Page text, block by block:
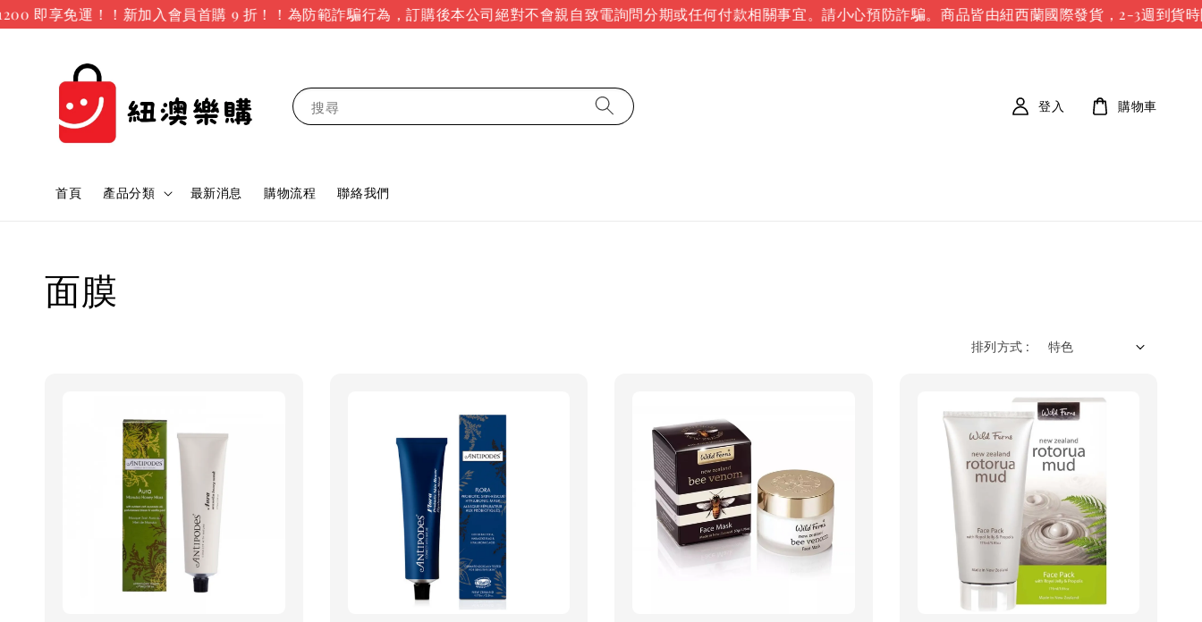
即享免運！！新加入會員首購 9 折！！ 為防範詐騙行為，訂購後本公司絕對不會親自致電詢問分期或任何付款相關事宜。請小心預防詐騙。商品皆由紐西蘭國際發貨，2-3週到貨時
搜尋
首頁 產品分類 最新消息 購物流程 聯絡我們
登入 購物車
面膜
排列方式 :